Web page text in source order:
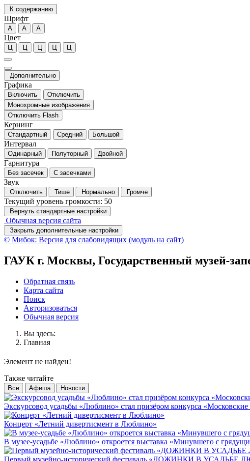
К содержанию
Шрифт
А А А
Цвет
Ц Ц Ц Ц Ц
Дополнительно
Графика
Включить
Отключить
Монохромные изображения
Отключить Flash
Кернинг
Стандартный Средний Большой
Интервал
Одинарный Полуторный Двойной
Гарнитура
Без засечек С засечками
Звук
Отключить Тише Нормально Громче
Текущий уровень громкости: 50
Вернуть стандартные настройки
Обычная версия сайта
Закрыть дополнительные настройки
© Мибок: Версия для слабовидящих (модуль на сайт)
ГАУК г. Москвы, Государственный музей-
Обратная связь
Карта сайта
Поиск
Авторизоваться
Обычная версия
Вы здесь:
Главная
Элемент не найден!
Также читайте
Все Афиша Новости
Экскурсовод усадьбы «Люблино» стал призёром конкурса «Московские
Концерт «Летний дивертисмент в Люблино»
В музее-усадьбе «Люблино» откроется выставка «Минувшего с